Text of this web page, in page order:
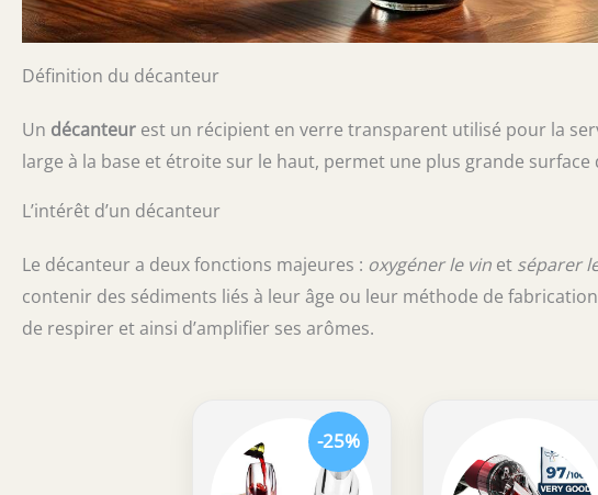
Définition du décanteur
Un décanteur est un récipient en verre transparent utilisé pour la
large à la base et étroite sur le haut, permet une plus grande surface
L’intérêt d’un décanteur
Le décanteur a deux fonctions majeures : oxygéner le vin et séparer
contenir des sédiments liés à leur âge ou leur méthode de
de respirer et ainsi d’amplifier ses arômes.
-25%